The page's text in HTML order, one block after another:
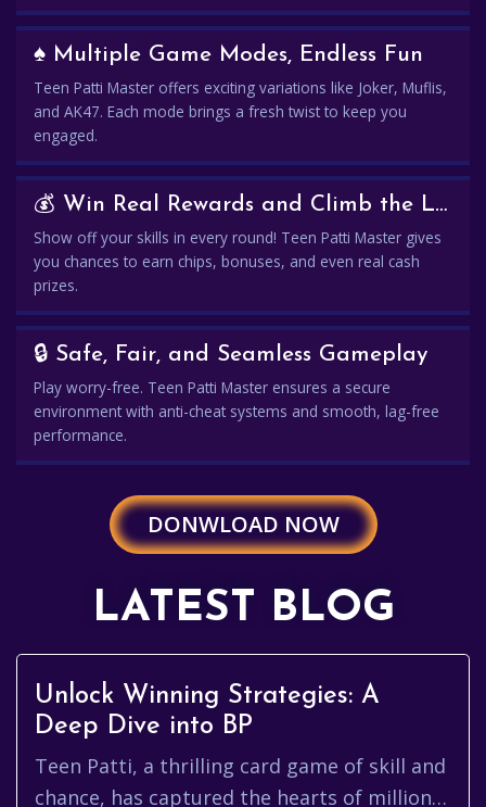
♠️ Multiple Game Modes, Endless Fun
Teen Patti Master offers exciting variations like Joker, Muflis,
and AK47. Each mode brings a fresh twist to keep you
engaged.
💰 Win Real Rewards and Climb the Leaderboard
Show off your skills in every round! Teen Patti Master gives
you chances to earn chips, bonuses, and even real cash
prizes.
🔒 Safe, Fair, and Seamless Gameplay
Play worry-free. Teen Patti Master ensures a secure
environment with anti-cheat systems and smooth, lag-free
performance.
DONWLOAD NOW
LATEST BLOG
Unlock Winning Strategies: A
Deep Dive into BP
Teen Patti, a thrilling card game of skill and
chance, has captured the hearts of millions